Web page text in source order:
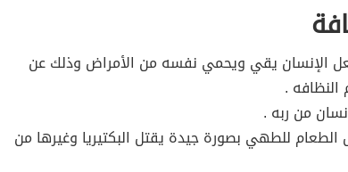
الإنسان يقي ويحمي نفسه من الأمراض وذلك عن
.
الطعام للطهي بصورة جيدة يقتل البكتيريا وغيرها من